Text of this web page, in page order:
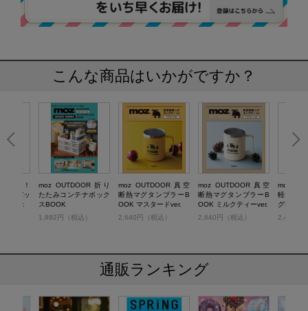
こんな商品はいかがですか？
入る！
グバッ
ver.
moz OUTDOOR 折り
たたみコンテナボック
スBOOK
1,892円（税込）
moz OUTDOOR 真空
断熱マグタンブラーB
OOK マスタードver.
2,640円（税込）
moz OUTDOOR 真空
断熱マグタンブラーB
OOK ミルクティーver.
2,640円（税込）
moz た
軽量キル
グBOOK
2,442円
通販ランキング